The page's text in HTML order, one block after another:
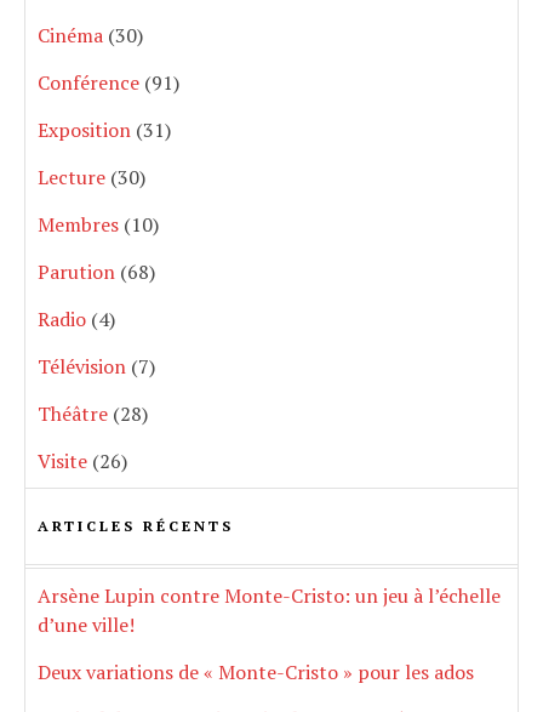
Cinéma (30)
Conférence (91)
Exposition (31)
Lecture (30)
Membres (10)
Parution (68)
Radio (4)
Télévision (7)
Théâtre (28)
Visite (26)
ARTICLES RÉCENTS
Arsène Lupin contre Monte-Cristo: un jeu à l’échelle
d’une ville!
Deux variations de « Monte-Cristo » pour les ados